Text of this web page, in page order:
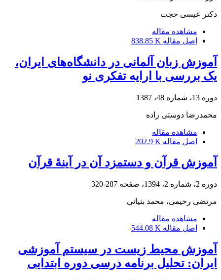
دکتر عیسی حجت
مشاهده مقاله
اصل مقاله 838.85 K
آموزش زبان آلمانی در دانشگاه‌های ایران،
یک بررسی با ارایه تفکری نو
دوره 13، شماره 48، 1387
محمدرضا دوستی زاده
مشاهده مقاله
اصل مقاله 202.9 K
آموزش قرآن و دستمزد آن در آینۀ قرآن
دوره 2، شماره 2، 1394، صفحه 287-320
مرتضی رحیمی، محمد بنیانی
مشاهده مقاله
اصل مقاله 544.08 K
آموزش محیط زیست در سیستم آموزشی
ایران: تحلیل برنامه درسی دوره ابتدایی